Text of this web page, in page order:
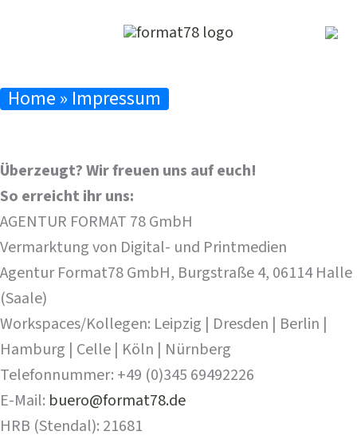
Home » Impressum
Überzeugt? Wir freuen uns auf euch!
So erreicht ihr uns:
AGENTUR FORMAT 78 GmbH
Vermarktung von Digital- und Printmedien
Agentur Format78 GmbH, Burgstraße 4, 06114 Halle
(Saale)
Workspaces/Kollegen: Leipzig | Dresden | Berlin |
Hamburg | Celle | Köln | Nürnberg
Telefonnummer: +49 (0)345 69492226
E-Mail: buero@format78.de
HRB (Stendal): 21681